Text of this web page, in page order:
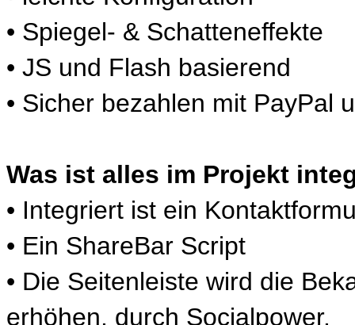
• Spiegel- & Schatteneffekte
• JS und Flash basierend
• Sicher bezahlen mit PayPal
Was ist alles im Projekt
• Integriert ist ein
• Ein ShareBar Script
• Die Seitenleiste wird die
erhöhen, durch Socialpower.